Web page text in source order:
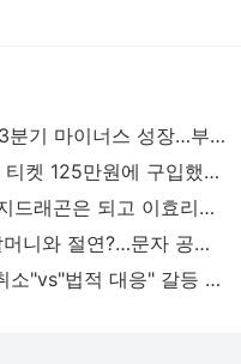
日 노무라 "한국, 3분기 마이너스 성장…부동산 붕괴하면 심각"
"싱가포르행 왕복 티켓 125만원에 구입했는데…" 날벼락
'제주 카페 사장' 지드래곤은 되고 이효리는 안되는 이유
故최진실 딸, 외할머니와 절연?…문자 공개로 '반박'
김희재, "콘서트 취소"vs"법적 대응" 갈등 격화 어쩌나 [종합]